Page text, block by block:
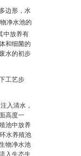
边形，水
净水池的
中放养有
和细菌的
水的初步
工艺步
入清水，
高度一
池中放养
水养殖池
物净水池
入生态生